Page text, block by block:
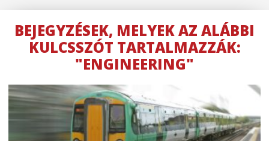
BEJEGYZÉSEK, MELYEK AZ ALÁBBI
KULCSSZÓT TARTALMAZZÁK:
"ENGINEERING"